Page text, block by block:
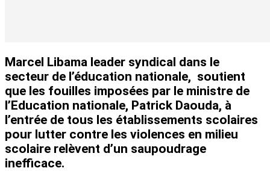
Marcel Libama leader syndical dans le
secteur de l’éducation nationale, soutient
que les fouilles imposées par le ministre de
l’Education nationale, Patrick Daouda, à
l’entrée de tous les établissements scolaires
pour lutter contre les violences en milieu
scolaire relèvent d’un saupoudrage
inefficace.